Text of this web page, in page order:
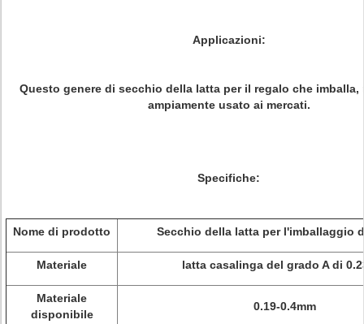
Applicazioni:
Questo genere di secchio della latta per il regalo che imballa,
ampiamente usato ai mercati.
Specifiche:
Nome di prodotto Secchio della latta per l'imballaggio
Materiale latta casalinga del grado A di
Materiale
disponibile
0.19-0.4mm